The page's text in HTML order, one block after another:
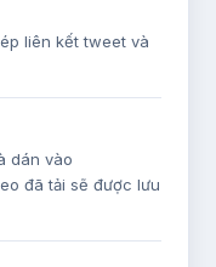
liên kết tweet và
dán vào
đã tải sẽ được lưu